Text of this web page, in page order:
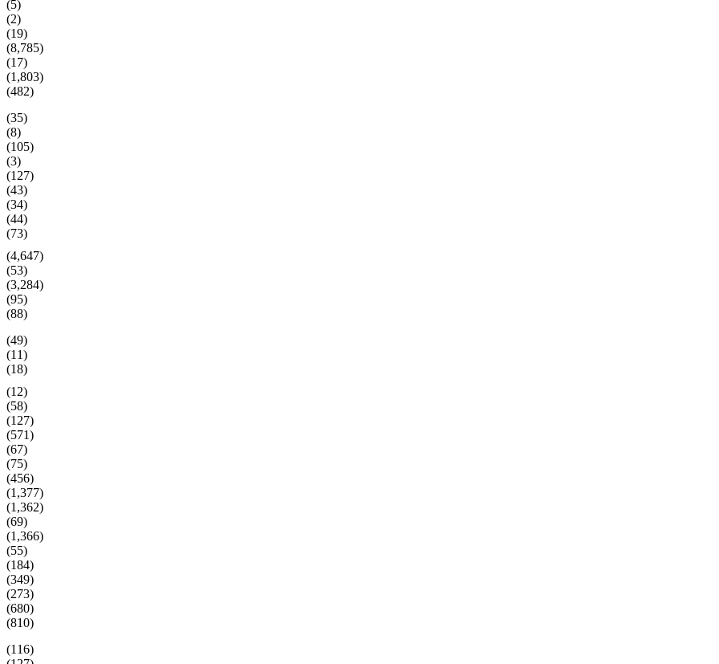
(5)
(2)
(19)
(8,785)
(17)
(1,803)
(482)
(35)
(8)
(105)
(3)
(127)
(43)
(34)
(44)
(73)
(4,647)
(53)
(3,284)
(95)
(88)
(49)
(11)
(18)
(12)
(58)
(127)
(571)
(67)
(75)
(456)
(1,377)
(1,362)
(69)
(1,366)
(55)
(184)
(349)
(273)
(680)
(810)
(116)